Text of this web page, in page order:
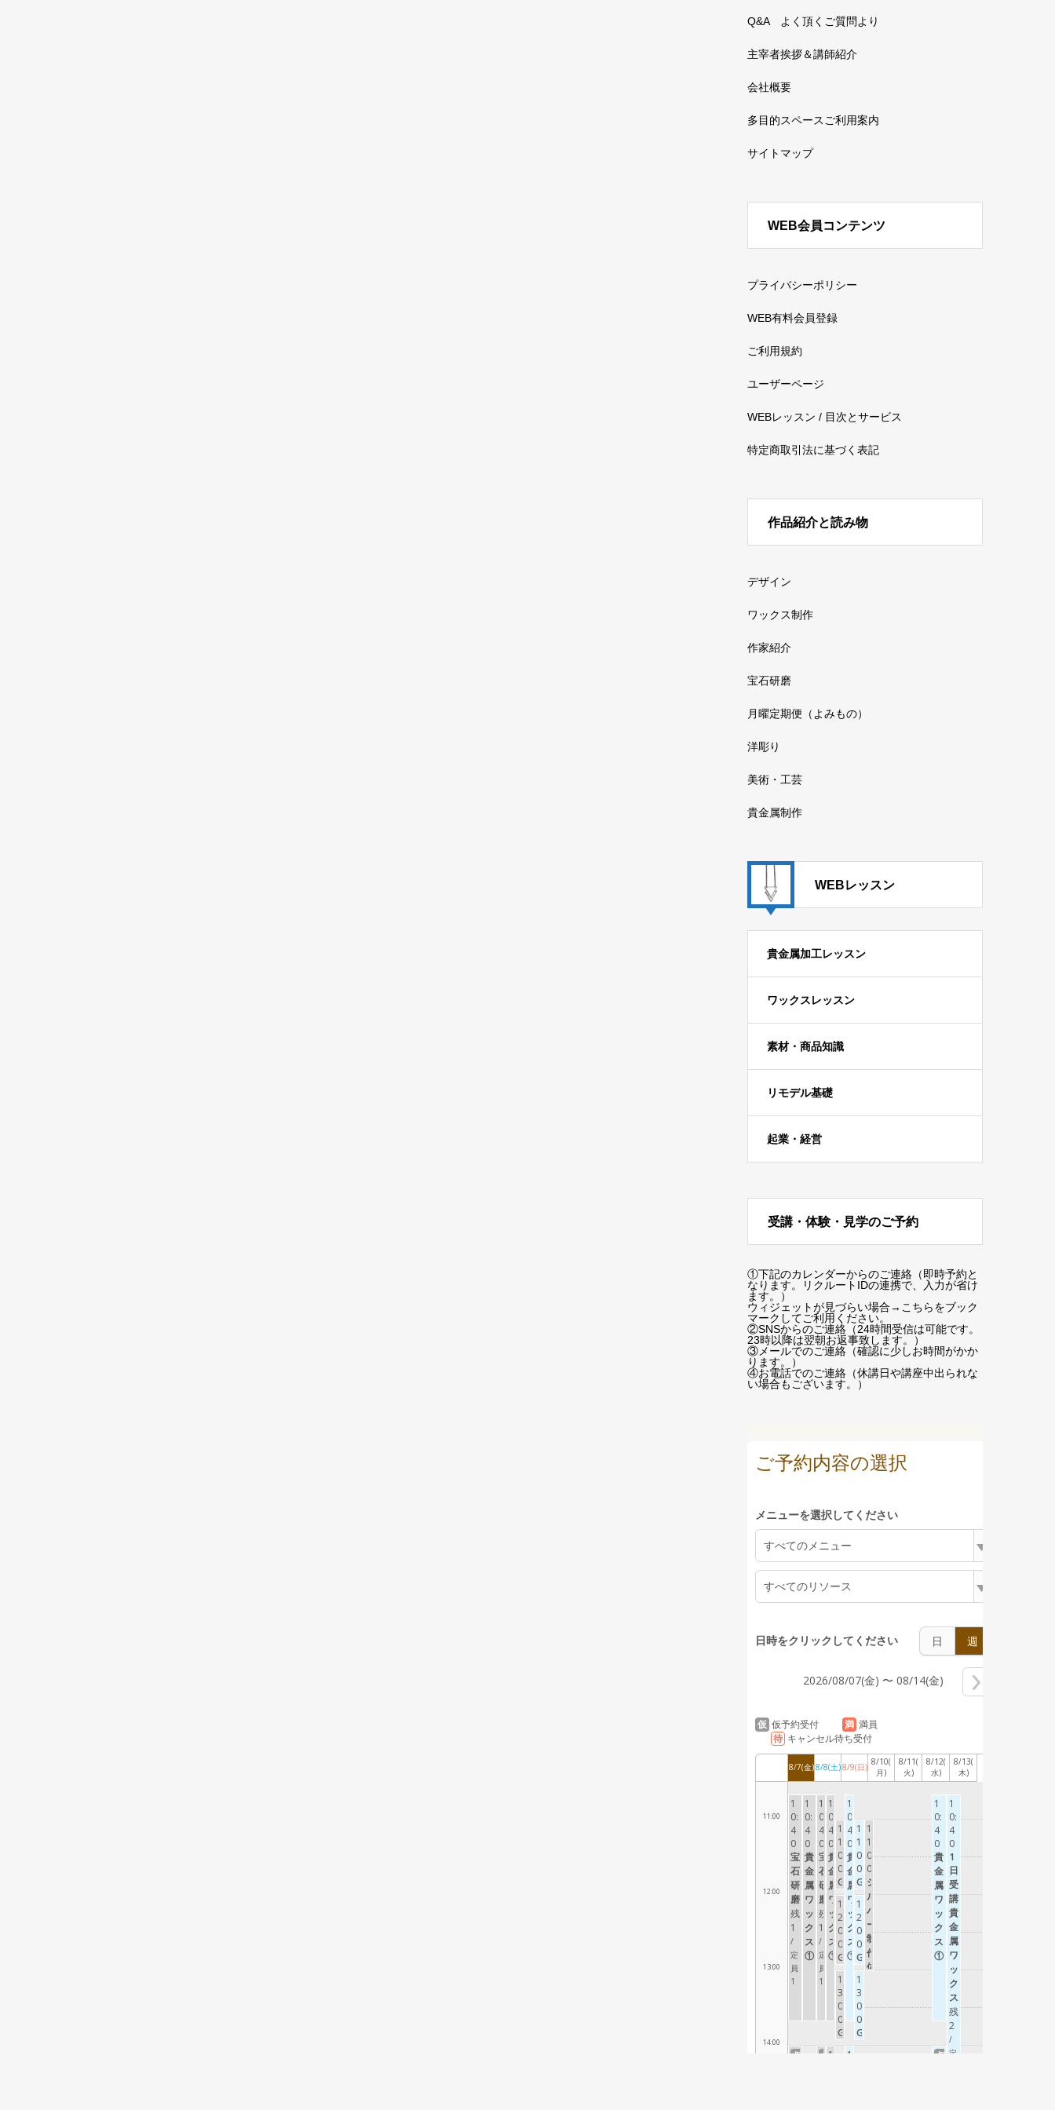
Q&A よく頂くご質問より
主宰者挨拶＆講師紹介
会社概要
多目的スペースご利用案内
サイトマップ
WEB会員コンテンツ
プライバシーポリシー
WEB有料会員登録
ご利用規約
ユーザーページ
WEBレッスン / 目次とサービス
特定商取引法に基づく表記
作品紹介と読み物
デザイン
ワックス制作
作家紹介
宝石研磨
月曜定期便（よみもの）
洋彫り
美術・工芸
貴金属制作
WEBレッスン
貴金属加工レッスン
ワックスレッスン
素材・商品知識
リモデル基礎
起業・経営
受講・体験・見学のご予約
①下記のカレンダーからのご連絡（即時予約と
なります。リクルートIDの連携で、入力が省け
ます。）
ウィジェットが見づらい場合→こちらをブック
マーク してご利用ください。
②SNSからのご連絡（24時間受信は可能です。
23時以降は翌朝お返事致します。）
③メールでのご連絡（確認に少しお時間がかか
ります。）
④お電話でのご連絡（休講日や講座中出られな
い場合もございます。）